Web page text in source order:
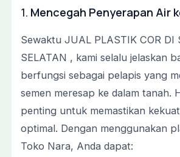
1. Mencegah Penyerapan Air
Sewaktu JUAL PLASTIK COR DI
SELATAN , kami selalu jelaskan
berfungsi sebagai pelapis yang
semen meresap ke dalam tanah.
penting untuk memastikan
optimal. Dengan menggunakan
Toko Nara, Anda dapat: